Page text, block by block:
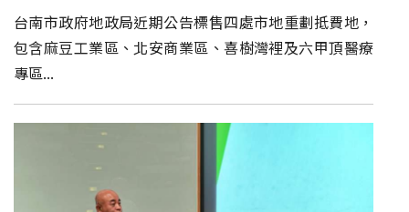
台南市政府地政局近期公告標售四處市地重劃抵費地，
包含麻豆工業區、北安商業區、喜樹灣裡及六甲頂醫療
專區...